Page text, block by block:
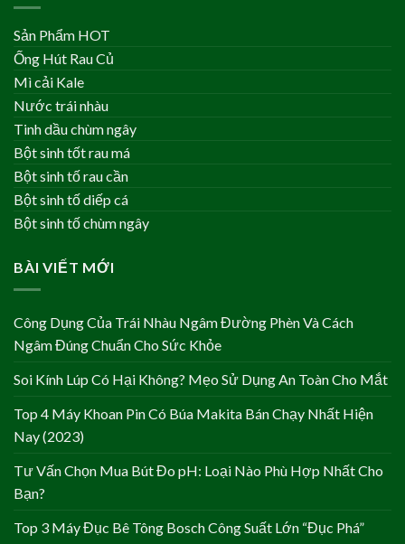
Sản Phẩm HOT
Ống Hút Rau Củ
Mì cải Kale
Nước trái nhàu
Tinh dầu chùm ngây
Bột sinh tốt rau má
Bột sinh tố rau cần
Bột sinh tố diếp cá
Bột sinh tố chùm ngây
BÀI VIẾT MỚI
Công Dụng Của Trái Nhàu Ngâm Đường Phèn Và Cách
Ngâm Đúng Chuẩn Cho Sức Khỏe
Soi Kính Lúp Có Hại Không? Mẹo Sử Dụng An Toàn Cho Mắt
Top 4 Máy Khoan Pin Có Búa Makita Bán Chạy Nhất Hiện
Nay (2023)
Tư Vấn Chọn Mua Bút Đo pH: Loại Nào Phù Hợp Nhất Cho
Bạn?
Top 3 Máy Đục Bê Tông Bosch Công Suất Lớn “Đục Phá”